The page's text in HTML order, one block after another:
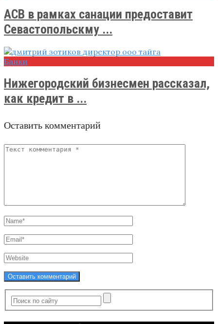
АСВ в рамках санации предоставит
Севастопольскму ...
Банки
Нижегородский бизнесмен рассказал,
как кредит в ...
Оставить комментарий